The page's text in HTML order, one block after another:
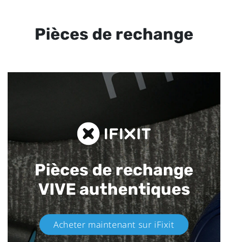
Pièces de rechange
Pièces de rechange
VIVE authentiques​
Acheter maintenant sur iFixit​